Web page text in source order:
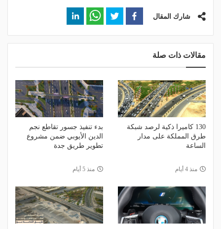
شارك المقال
مقالات ذات صلة
130 كاميرا ذكية لرصد شبكة
طرق المملكة على مدار
الساعة
منذ 4 أيام
بدء تنفيذ جسور تقاطع نجم
الدين الأيوبي ضمن مشروع
تطوير طريق جدة
منذ 5 أيام